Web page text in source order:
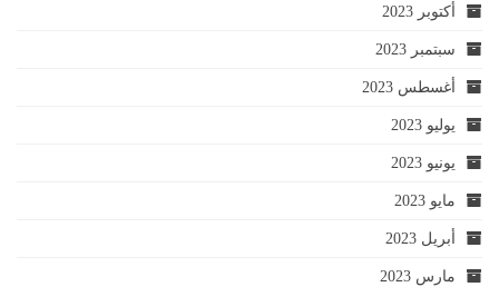
أكتوبر 2023
سبتمبر 2023
أغسطس 2023
يوليو 2023
يونيو 2023
مايو 2023
أبريل 2023
مارس 2023